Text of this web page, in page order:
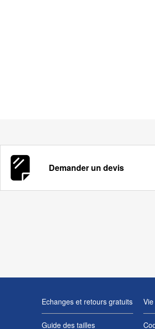
Demander un devis
Echanges et retours gratuits
Guide des tailles